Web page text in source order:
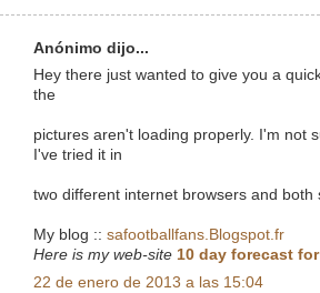
Anónimo dijo...
Hey there just wanted to give you a
the
pictures aren't loading properly. I'm not
I've tried it in
two different internet browsers and both
My blog :: safootballfans.Blogspot.fr
Here is my web-site 10 day forecast
22 de enero de 2013 a las 15:04